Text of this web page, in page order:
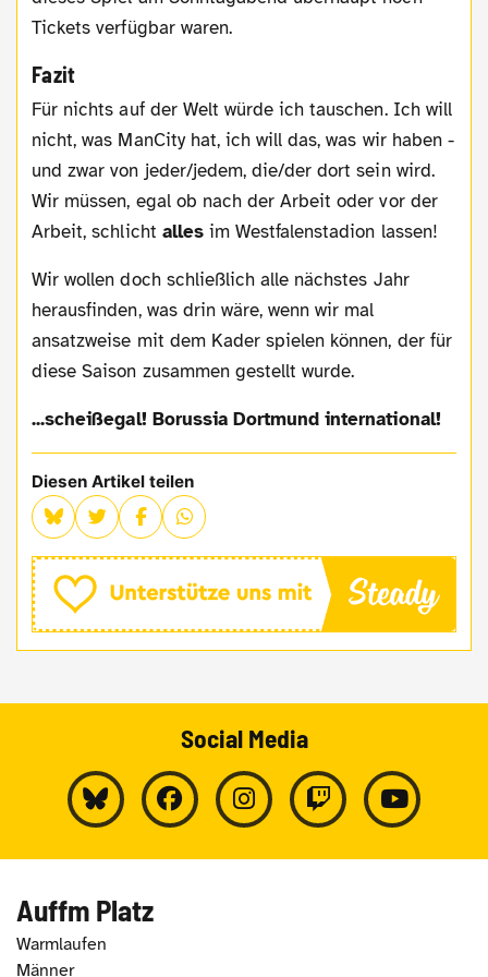
Tickets verfügbar waren.
Fazit
Für nichts auf der Welt würde ich tauschen. Ich will
nicht, was ManCity hat, ich will das, was wir haben -
und zwar von jeder/jedem, die/der dort sein wird.
Wir müssen, egal ob nach der Arbeit oder vor der
Arbeit, schlicht allesim Westfalenstadion lassen!
Wir wollen doch schließlich alle nächstes Jahr
herausfinden, was drin wäre, wenn wir mal
ansatzweise mit dem Kader spielen können, der für
diese Saison zusammen gestellt wurde.
...scheißegal! Borussia Dortmund international!
Diesen Artikel teilen
Social Media
Auffm Platz
Warmlaufen
Männer